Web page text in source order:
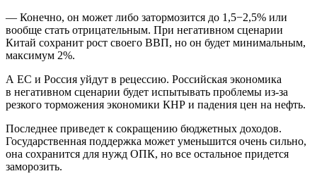
— Конечно, он может либо затормозится до 1,5−2,5% или
вообще стать отрицательным. При негативном сценарии
Китай сохранит рост своего ВВП, но он будет минимальным,
максимум 2%.
А ЕС и Россия уйдут в рецессию. Российская экономика
в негативном сценарии будет испытывать проблемы из-за
резкого торможения экономики КНР и падения цен на нефть.
Последнее приведет к сокращению бюджетных доходов.
Государственная поддержка может уменьшится очень сильно,
она сохранится для нужд ОПК, но все остальное придется
заморозить.